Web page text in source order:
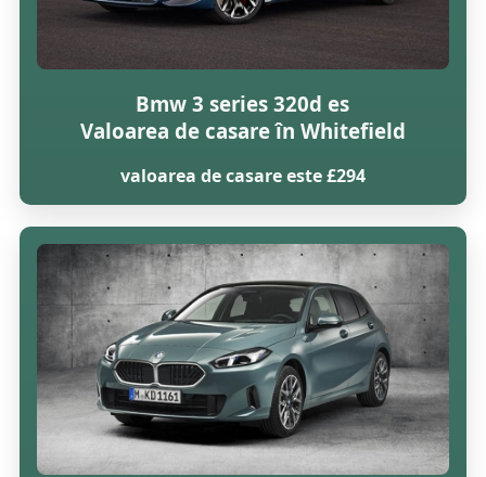
Bmw 3 series 320d es
Valoarea de casare în Whitefield
valoarea de casare este £294